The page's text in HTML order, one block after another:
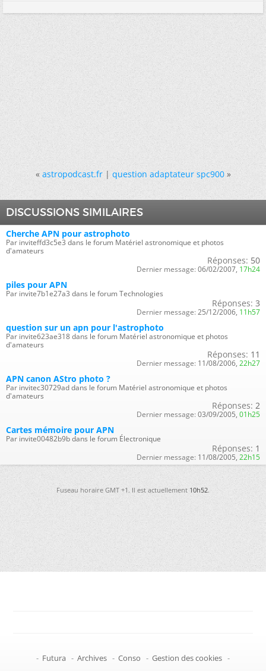
« astropodcast.fr|question adaptateur spc900 »
DISCUSSIONS SIMILAIRES
Cherche APN pour astrophoto
Par inviteffd3c5e3 dans le forum Matériel astronomique et photos
d'amateurs
Réponses: 50
Dernier message: 06/02/2007, 17h24
piles pour APN
Par invite7b1e27a3 dans le forum Technologies
Réponses: 3
Dernier message: 25/12/2006, 11h57
question sur un apn pour l'astrophoto
Par invite623ae318 dans le forum Matériel astronomique et photos
d'amateurs
Réponses: 11
Dernier message: 11/08/2006, 22h27
APN canon AStro photo ?
Par invitec30729ad dans le forum Matériel astronomique et photos
d'amateurs
Réponses: 2
Dernier message: 03/09/2005, 01h25
Cartes mémoire pour APN
Par invite00482b9b dans le forum Électronique
Réponses: 1
Dernier message: 11/08/2005, 22h15
Fuseau horaire GMT +1. Il est actuellement10h52.
- Futura - Archives - Conso - Gestion des cookies -